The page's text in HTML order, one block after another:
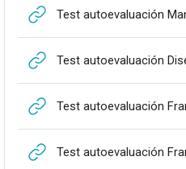
Test autoevaluación
Test autoevaluación
Test autoevaluación
Test autoevaluación